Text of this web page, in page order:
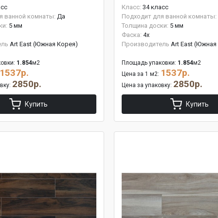
ванной комнаты: Да
5 мм
Art East (Южная Корея)
1.854м2
1537р.
2850р.
Купить
Класс: 34 класс
Подходит для ванной комнаты:
Толщина доски: 5 мм
Фаска: 4x
Производитель Art East
Площадь упаковки: 1.854м2
Цена за 1 м2: 1537р.
Цена за упаковку: 2850р.
Купить